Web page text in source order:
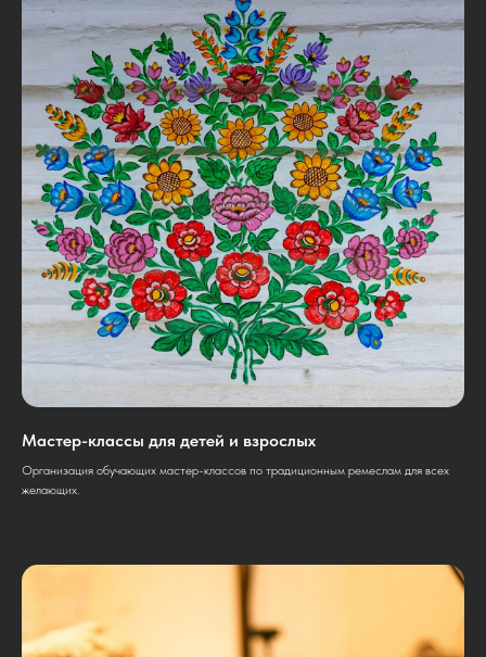
Мастер-классы для детей и взрослых
Организация обучающих мастер-классов по традиционным ремеслам для всех
желающих.